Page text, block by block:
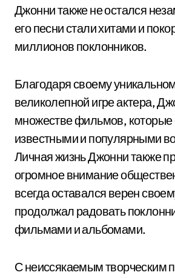
Джонни также не остался
его песни стали хитами и
миллионов поклонников.
Благодаря своему
великолепной игре актера,
множестве фильмов, которые
известными и популярными
Личная жизнь Джонни также
огромное внимание
всегда оставался верен
продолжал радовать
фильмами и альбомами.
С неиссякаемым творческим